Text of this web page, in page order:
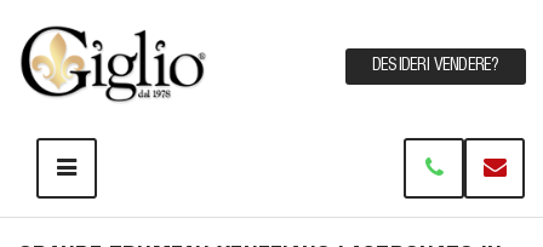
DESIDERI VENDERE?